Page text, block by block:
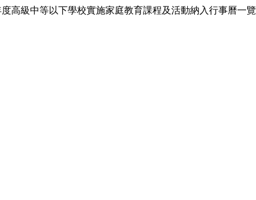
高級中等以下學校實施家庭教育課程及活動納入行事曆一